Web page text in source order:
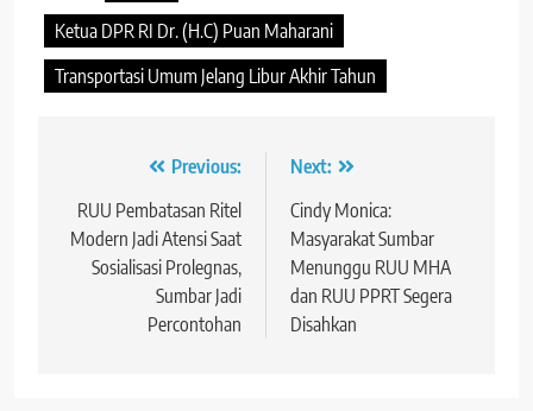
Ketua DPR RI Dr. (H.C) Puan Maharani
Transportasi Umum Jelang Libur Akhir Tahun
Navigasi
pos
Previous:
RUU Pembatasan Ritel
Modern Jadi Atensi Saat
Sosialisasi Prolegnas,
Sumbar Jadi
Percontohan
Next:
Cindy Monica:
Masyarakat Sumbar
Menunggu RUU MHA
dan RUU PPRT Segera
Disahkan